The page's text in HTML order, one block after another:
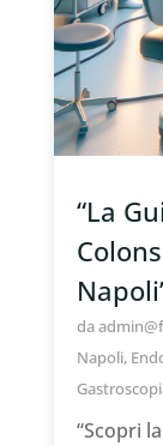
“La
da
Napoli,
“Scopri